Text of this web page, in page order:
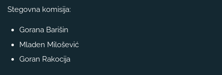
Stegovna komisija:
Gorana Barišin
Mladen Milošević
Goran Rakocija